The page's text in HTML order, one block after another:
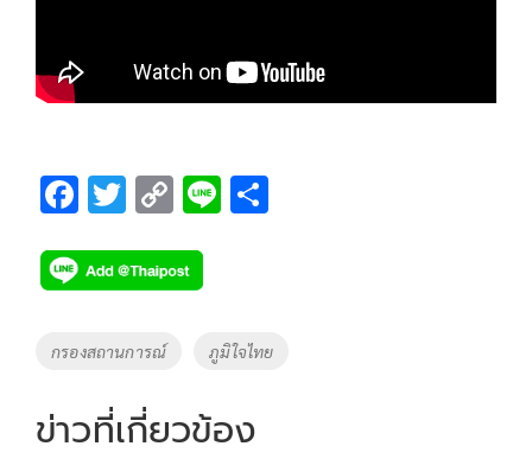
F
e
b
o
k
T
tt
er
C
p
y
k
Li
Tags
กรองสถานการณ์ ภูมิใจไทย
ข่าวที่เกี่ยวข้อง